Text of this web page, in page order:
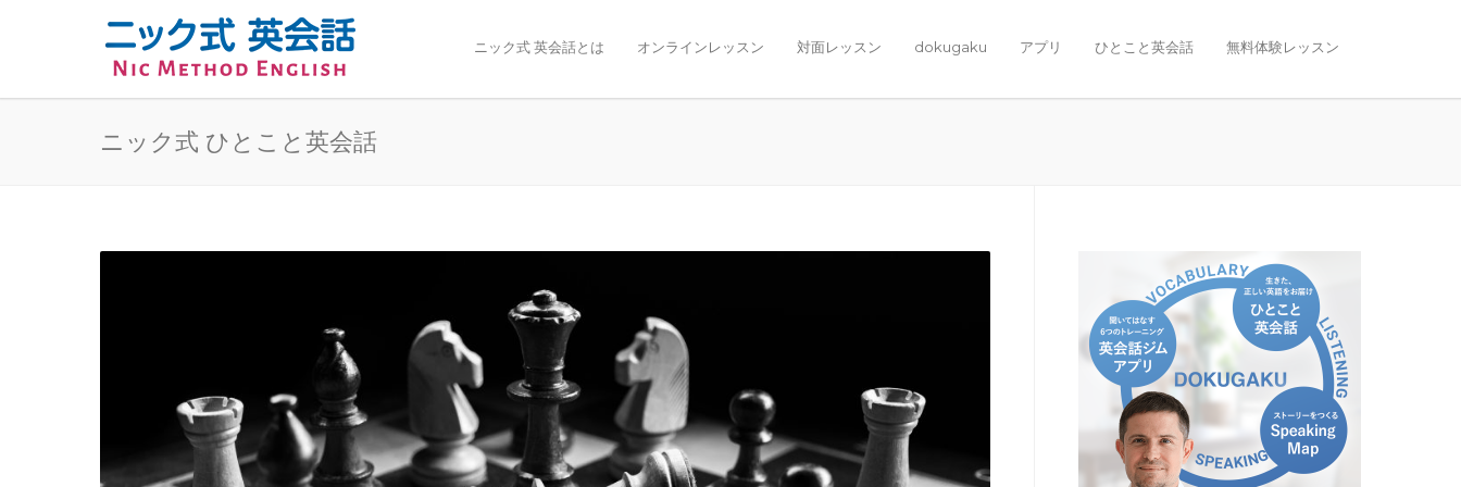
ニック式 英会話とは オンラインレッスン 対面レッスン dokugaku アプリ ひとこと英会話 無料体験レッスン
ニック式 ひとこと英会話